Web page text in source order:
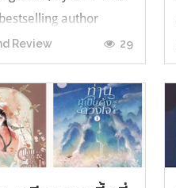
author
ดับที่ 4ในซีรีส์ Game
ที่เราหยิบมาอ่าน ใน
ยิบอ่านก็ตรงกั...
Review 29